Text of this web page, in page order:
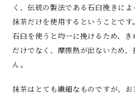
く、伝統の製法である石臼挽きに
抹茶だけを使用するということです。
石臼を使うと均一に挽けるため、
だけでなく、摩擦熱が出ないため
ん。
抹茶はとても繊細なものですが、